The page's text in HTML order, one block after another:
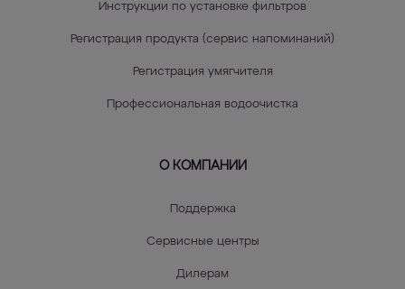
Инструкции по установке фильтров
Регистрация продукта (сервис напоминаний)
Регистрация умягчителя
Профессиональная водоочистка
О КОМПАНИИ
Поддержка
Сервисные центры
Дилерам